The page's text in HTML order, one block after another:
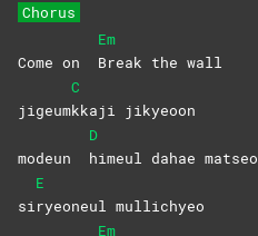
Chorus
Come on
Em
Break the wall
jigeum
C
kkaji
jikyeoon
modeun
D
himeul dahae matseo
si
E
ryeoneul mullichyeo
Em